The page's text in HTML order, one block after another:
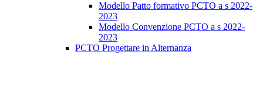
Modello Patto formativo PCTO a s 2022-
2023
Modello Convenzione PCTO a s 2022-
2023
PCTO Progettare in Alternanza